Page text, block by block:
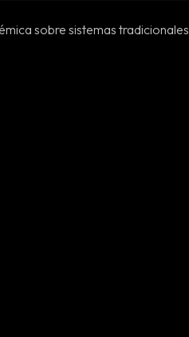
sobre sistemas